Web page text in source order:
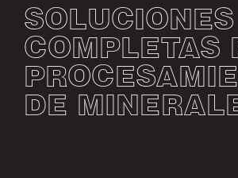
SOLUCIONES
COMPLETAS
DE